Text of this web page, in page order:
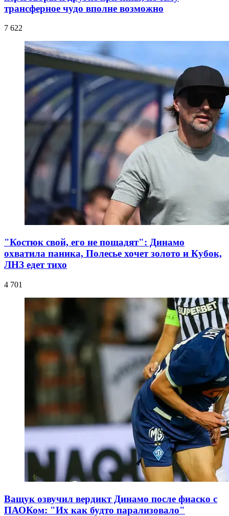
трансферное чудо вполне возможно
7 622
"Костюк свой, его не пощадят": Динамо
охватила паника, Полесье хочет золото и Кубок,
ЛНЗ едет тихо
4 701
Ващук озвучил вердикт Динамо после фиаско с
ПАОКом: "Их как будто парализовало"